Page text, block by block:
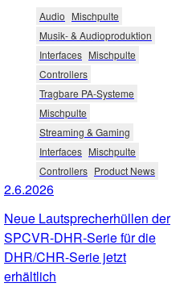
Audio Mischpulte
Musik- & Audioproduktion
Interfaces Mischpulte
Controllers
Tragbare PA-Systeme
Mischpulte
Streaming & Gaming
Interfaces Mischpulte
Controllers Product News
2.6.2026
Neue Lautsprecherhüllen der
SPCVR-DHR-Serie für die
DHR/CHR-Serie jetzt
erhältlich